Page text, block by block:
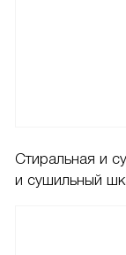
Стиральная и
и сушильный